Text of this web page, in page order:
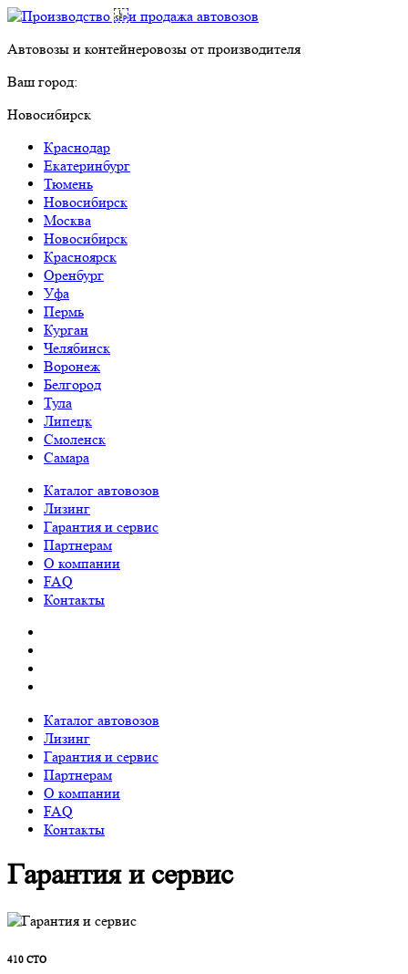
Автовозы и контейнеровозы от производителя
Ваш город:
Новосибирск
Краснодар
Екатеринбург
Тюмень
Новосибирск
Москва
Новосибирск
Красноярск
Оренбург
Уфа
Пермь
Курган
Челябинск
Воронеж
Белгород
Тула
Липецк
Смоленск
Самара
Каталог автовозов
Лизинг
Гарантия и сервис
Партнерам
О компании
FAQ
Контакты
Каталог автовозов
Лизинг
Гарантия и сервис
Партнерам
О компании
FAQ
Контакты
Гарантия и сервис
410 СТО